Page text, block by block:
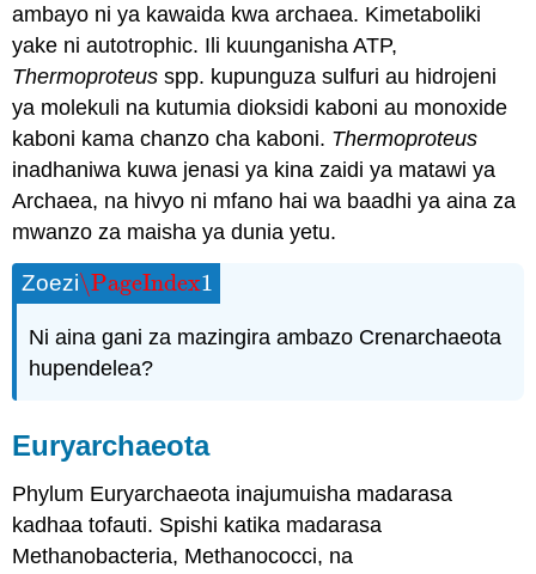
ambayo ni ya kawaida kwa archaea. Kimetaboliki
yake ni autotrophic. Ili kuunganisha ATP,
Thermoproteus spp. kupunguza sulfuri au hidrojeni
ya molekuli na kutumia dioksidi kaboni au monoxide
kaboni kama chanzo cha kaboni. Thermoproteus
inadhaniwa kuwa jenasi ya kina zaidi ya matawi ya
Archaea, na hivyo ni mfano hai wa baadhi ya aina za
mwanzo za maisha ya dunia yetu.
Zoezi\PageIndex1
\PageIndex1
Ni aina gani za mazingira ambazo Crenarchaeota
hupendelea?
Euryarchaeota
Phylum Euryarchaeota inajumuisha madarasa
kadhaa tofauti. Spishi katika madarasa
Methanobacteria, Methanococci, na